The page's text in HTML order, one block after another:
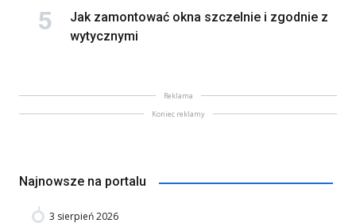
Jak zamontować okna szczelnie i zgodnie z
wytycznymi
Reklama
Koniec reklamy
Najnowsze na portalu
3 sierpień 2026